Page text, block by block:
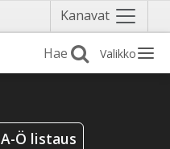
Kanavat Näytä
valikko
Valikko
A-Ö listaus